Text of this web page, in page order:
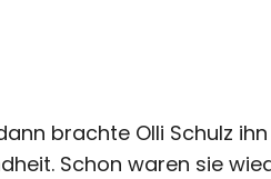
brachte Olli Schulz ihn
Schon waren sie